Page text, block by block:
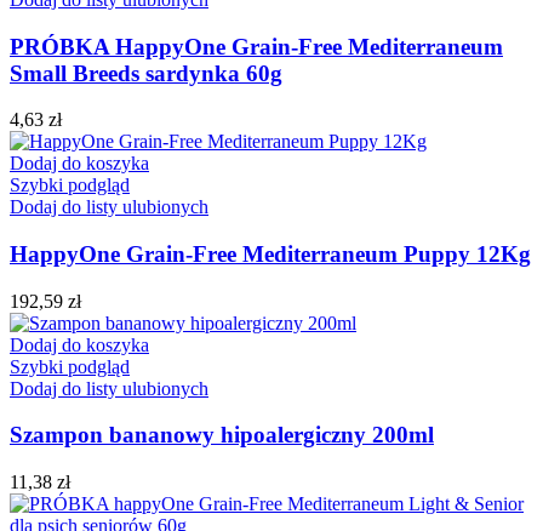
PRÓBKA HappyOne Grain-Free Mediterraneum
Small Breeds sardynka 60g
4,63 zł
Dodaj do koszyka
Szybki podgląd
Dodaj do listy ulubionych
HappyOne Grain-Free Mediterraneum Puppy 12Kg
192,59 zł
Dodaj do koszyka
Szybki podgląd
Dodaj do listy ulubionych
Szampon bananowy hipoalergiczny 200ml
11,38 zł